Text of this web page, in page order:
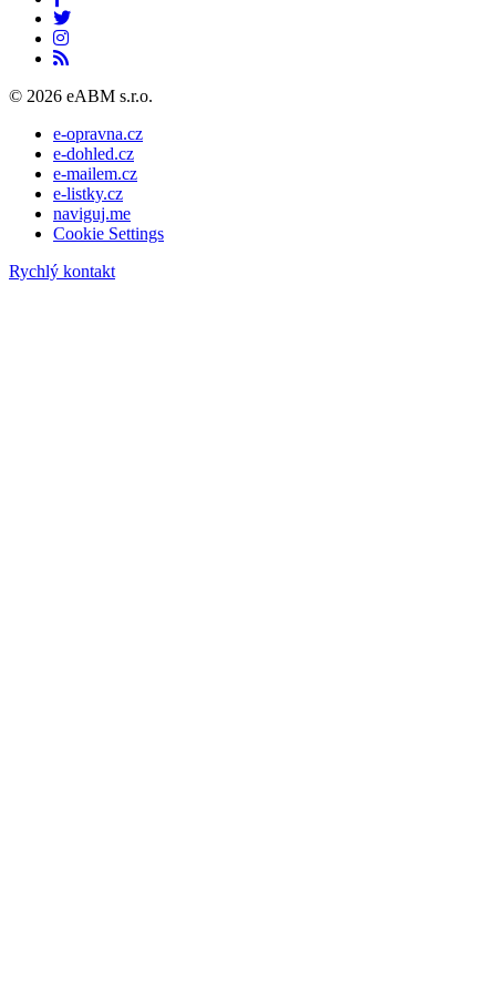
© 2026 eABM s.r.o.
e-opravna.cz
e-dohled.cz
e-mailem.cz
e-listky.cz
naviguj.me
Cookie Settings
Rychlý kontakt